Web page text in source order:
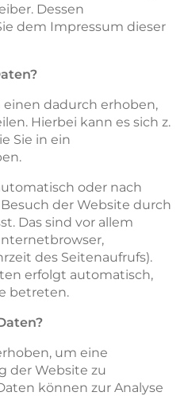
Dessen
dem Impressum dieser
dadurch erhoben,
Hierbei kann es sich z.
Sie in ein
oder nach
der Website durch
Das sind vor allem
des Seitenaufrufs).
erfolgt automatisch,
betreten.
um eine
der Website zu
können zur Analyse